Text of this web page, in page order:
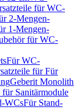
für WC-
2-Mengen-
1-Mengen-
für WC-
Für WC-
für Für
Geberit Monolith
für Sanitärmodule
WCsFür Stand-